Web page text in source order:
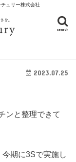
ュリー株式会社
search
2023.07.25
ンと整理できて
期に3Sで実施し